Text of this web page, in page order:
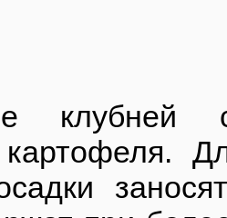
картофеля.